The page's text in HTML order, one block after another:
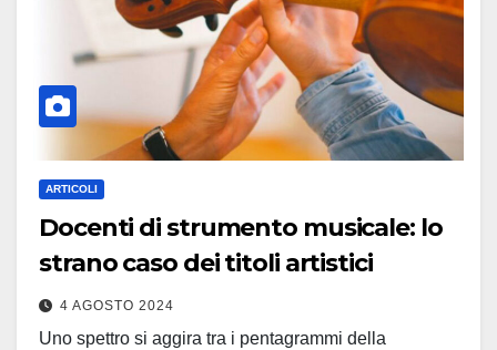
ARTICOLI
Docenti di strumento musicale: lo
strano caso dei titoli artistici
4 AGOSTO 2024
Uno spettro si aggira tra i pentagrammi della